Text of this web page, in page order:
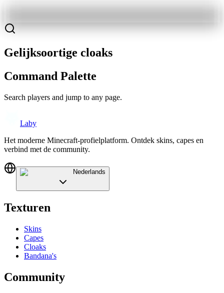
Gelijksoortige cloaks
Command Palette
Search players and jump to any page.
Laby
Het moderne Minecraft-profielplatform. Ontdek skins, capes en
verbind met de community.
Nederlands
Texturen
Skins
Capes
Cloaks
Bandana's
Community